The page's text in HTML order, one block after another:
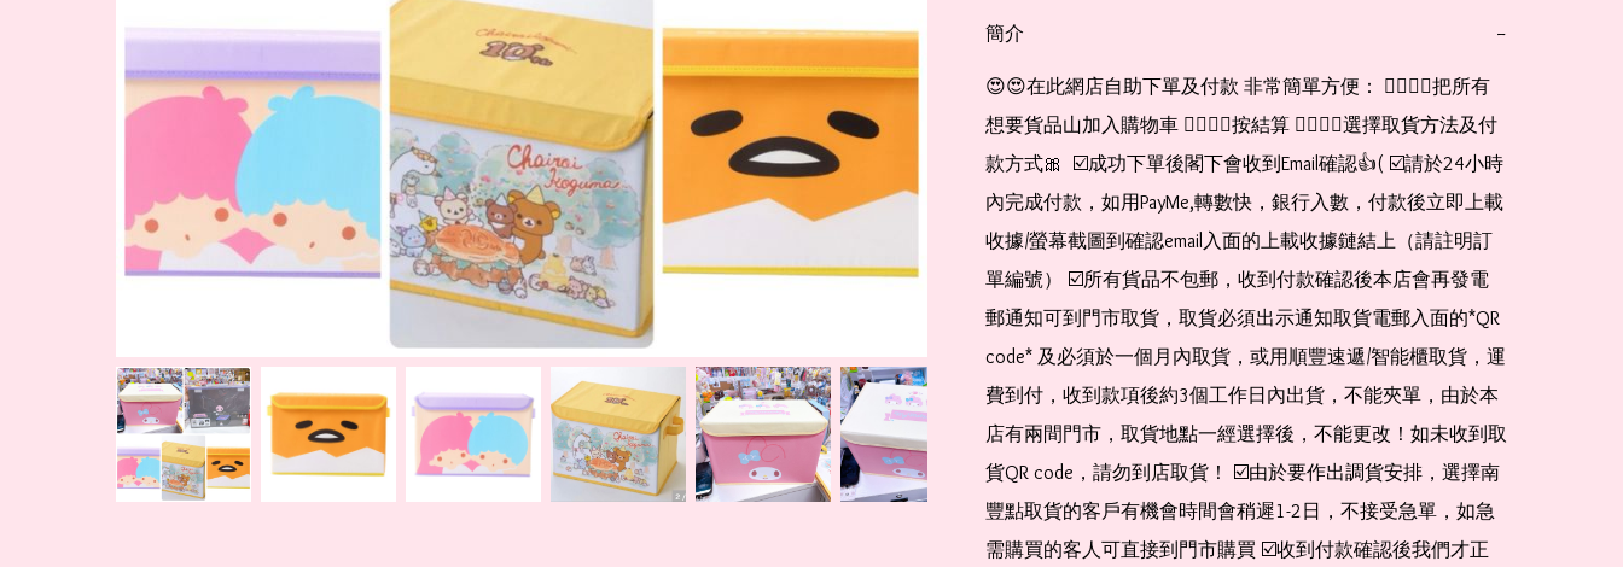
簡介 −
😍😍在此網店自助下單及付款 非常簡單方便： 👉🏻👉🏻把所有
想要貨品山加入購物車 👉🏻👉🏻按結算 👉🏻👉🏻選擇取貨方法及付
款方式🎀  ☑️成功下單後閣下會收到Email確認👍( ☑️請於24小時
內完成付款，如用PayMe,轉數快，銀行入數，付款後立即上載
收據/螢幕截圖到確認email入面的上載收據鏈結上（請註明訂
單編號） ☑️所有貨品不包郵，收到付款確認後本店會再發電
郵通知可到門市取貨，取貨必須出示通知取貨電郵入面的*QR
code* 及必須於一個月內取貨，或用順豐速遞/智能櫃取貨，運
費到付，收到款項後約3個工作日內出貨，不能夾單，由於本
店有兩間門市，取貨地點一經選擇後，不能更改！如未收到取
貨QR code，請勿到店取貨！ ☑️由於要作出調貨安排，選擇南
豐點取貨的客戶有機會時間會稍遲1-2日，不接受急單，如急
需購買的客人可直接到門市購買 ☑️收到付款確認後我們才正